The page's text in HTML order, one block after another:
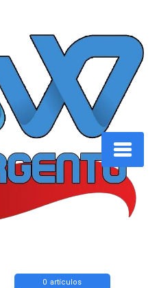
0 artículos